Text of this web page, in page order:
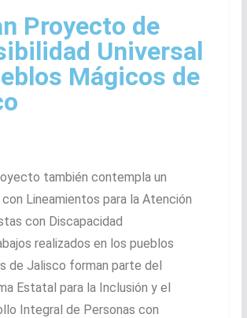
Proyecto de
Universal
Mágicos de
también contempla un
con Lineamientos para la Atención
con Discapacidad
realizados en los pueblos
de Jalisco forman parte del
Estatal para la Inclusión y el
Integral de Personas con